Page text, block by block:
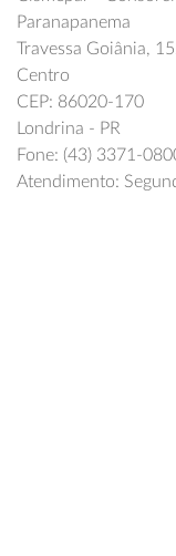
Paranapanema
Travessa Goiânia,
Centro
CEP: 86020-170
Londrina - PR
Fone: (43) 3371-
Atendimento: